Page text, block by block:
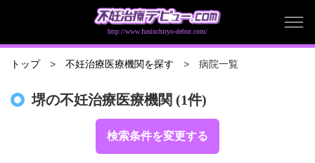
http://www.funinchiryo-debut.com/
トップ 不妊治療医療機関を探す 病院一覧
堺の不妊治療医療機関 (1件)
検索条件を変更する